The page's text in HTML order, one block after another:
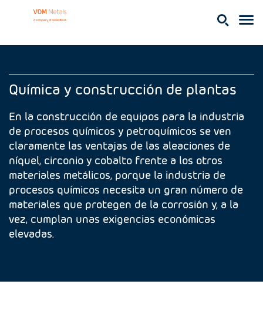
Química y construcción de plantas
En la construcción de equipos para la industria
de procesos químicos y petroquímicos se ven
claramente las ventajas de las aleaciones de
níquel, circonio y cobalto frente a los otros
materiales metálicos, porque la industria de
procesos químicos necesita un gran número de
materiales que protegen de la corrosión y, a la
vez, cumplan unas exigencias económicas
elevadas.